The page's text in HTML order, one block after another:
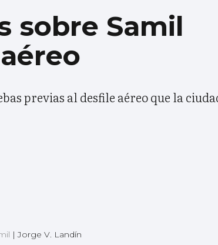
sobre Samil
previas al desfile aéreo que la
|Jorge V. Landín